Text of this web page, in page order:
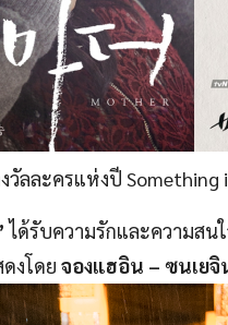
วัลละครแห่งปี
ได้รับความรักและความสน
งโดย จองแฮอิน – ซนเยจิ